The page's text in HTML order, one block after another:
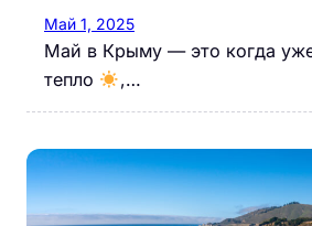
Май 1, 2025
Май в Крыму — это когда
тепло
,…